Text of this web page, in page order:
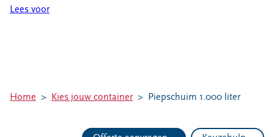
Agrarische sector
Zakelijke dienstverlening
Lees voor
Home Kies jouw container Piepschuim 1.000 liter